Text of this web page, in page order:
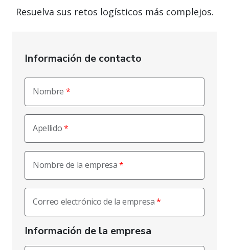
Resuelva sus retos logísticos más complejos.
Información de contacto
Nombre
Apellido
Nombre de la empresa
Correo electrónico de la empresa
Información de la empresa